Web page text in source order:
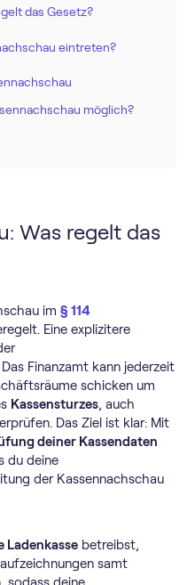
das Gesetz?
eintreten?
möglich?
Was regelt das
im § 114
Eine explizitere
Finanzamt kann jederzeit
schicken um
Kassensturzes, auch
Das Ziel ist klar: Mit
deiner Kassendaten
du deine
der Kassennachschau
Ladenkasse betreibst,
samt